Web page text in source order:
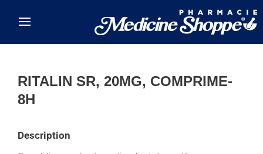
RITALIN SR, 20MG, COMPRIME-
8H
Description